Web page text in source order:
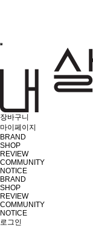
장바구니
마이페이지
BRAND
SHOP
REVIEW
COMMUNITY
NOTICE
BRAND
SHOP
REVIEW
COMMUNITY
NOTICE
로그인